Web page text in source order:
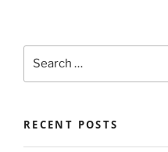
RECENT POSTS